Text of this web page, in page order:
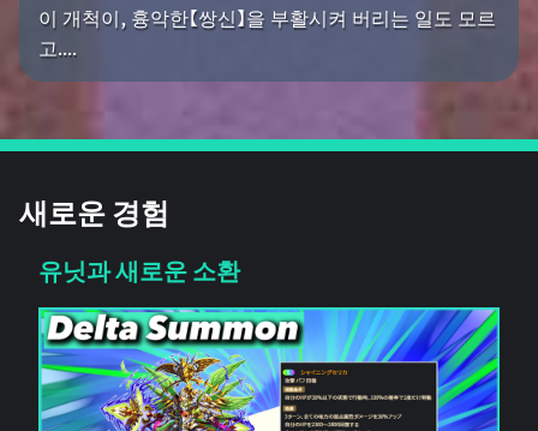
이 개척이, 흉악한【쌍신】을 부활시켜 버리는 일도 모르
고....
새로운 경험
유닛과 새로운 소환